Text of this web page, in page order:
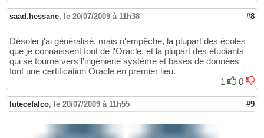
saad.hessane, le 20/07/2009 à 11h38 #8
Désoler j'ai généralisé, mais n'empêche, la plupart des écoles
que je connaissent font de l'Oracle, et la plupart des étudiants
qui se tourne vers l'ingénierie système et bases de données
font une certification Oracle en premier lieu.
1
0
lutecefalco, le 20/07/2009 à 11h55 #9